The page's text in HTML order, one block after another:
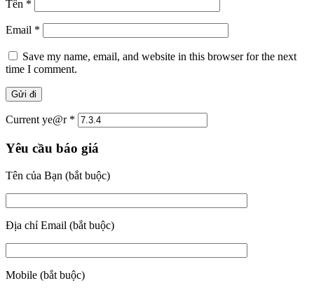
Tên *
Email *
Save my name, email, and website in this browser for the next
time I comment.
Current ye@r *
Yêu cầu báo giá
Tên của Bạn (bắt buộc)
Địa chỉ Email (bắt buộc)
Mobile (bắt buộc)